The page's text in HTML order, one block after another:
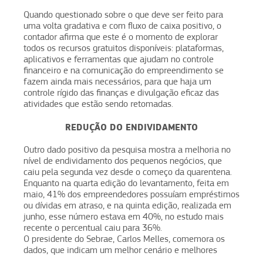
Quando questionado sobre o que deve ser feito para
uma volta gradativa e com fluxo de caixa positivo, o
contador afirma que este é o momento de explorar
todos os recursos gratuitos disponíveis: plataformas,
aplicativos e ferramentas que ajudam no controle
financeiro e na comunicação do empreendimento se
fazem ainda mais necessários, para que haja um
controle rígido das finanças e divulgação eficaz das
atividades que estão sendo retomadas.
REDUÇÃO DO ENDIVIDAMENTO
Outro dado positivo da pesquisa mostra a melhoria no
nível de endividamento dos pequenos negócios, que
caiu pela segunda vez desde o começo da quarentena.
Enquanto na quarta edição do levantamento, feita em
maio, 41% dos empreendedores possuíam empréstimos
ou dívidas em atraso, e na quinta edição, realizada em
junho, esse número estava em 40%, no estudo mais
recente o percentual caiu para 36%.
O presidente do Sebrae, Carlos Melles, comemora os
dados, que indicam um melhor cenário e melhores